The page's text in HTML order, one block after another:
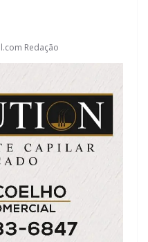
Redação